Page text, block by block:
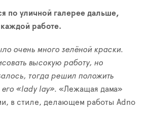
по уличной галерее дальше,
работе.
очень много зелёной краски.
высокую работу, но
тогда решил положить
его «lady lay». «Лежащая дама»
в стиле, делающем работы Adno